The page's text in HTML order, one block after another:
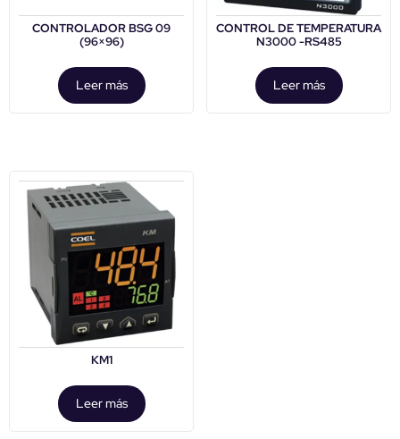
CONTROLADOR BSG 09
(96×96)
Leer más
CONTROL DE TEMPERATURA
N3000 -RS485
Leer más
KM1
Leer más